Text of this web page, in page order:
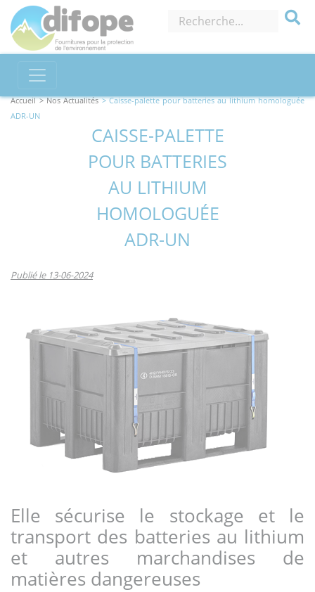
Accueil > Nos Actualités > Caisse-palette pour batteries au lithium homologuée
ADR-UN
CAISSE-PALETTE
POUR BATTERIES
AU LITHIUM
HOMOLOGUÉE
ADR-UN
Publié le 13-06-2024
Elle sécurise le stockage et le
transport des batteries au lithium
et autres marchandises de
matières dangereuses